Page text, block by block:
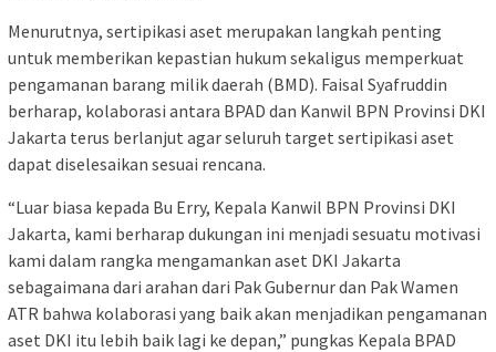
Menurutnya, sertipikasi aset merupakan langkah penting
untuk memberikan kepastian hukum sekaligus memperkuat
pengamanan barang milik daerah (BMD). Faisal Syafruddin
berharap, kolaborasi antara BPAD dan Kanwil BPN Provinsi DKI
Jakarta terus berlanjut agar seluruh target sertipikasi aset
dapat diselesaikan sesuai rencana.
“Luar biasa kepada Bu Erry, Kepala Kanwil BPN Provinsi DKI
Jakarta, kami berharap dukungan ini menjadi sesuatu motivasi
kami dalam rangka mengamankan aset DKI Jakarta
sebagaimana dari arahan dari Pak Gubernur dan Pak Wamen
ATR bahwa kolaborasi yang baik akan menjadikan pengamanan
aset DKI itu lebih baik lagi ke depan,” pungkas Kepala BPAD